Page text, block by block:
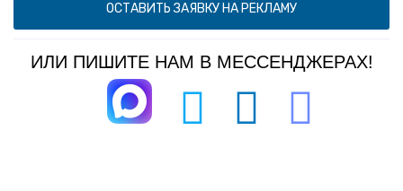
ОСТАВИТЬ ЗАЯВКУ НА РЕКЛАМУ
ИЛИ ПИШИТЕ НАМ В МЕССЕНДЖЕРАХ!